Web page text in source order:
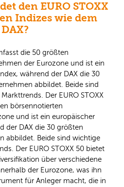
den EURO STOXX
Indizes wie dem
DAX?
die 50 größten
der Eurozone und ist ein
während der DAX die 30
abbildet. Beide sind
Der EURO STOXX
börsennotierten
und ist ein europäischer
der DAX die 30 größten
abbildet. Beide sind wichtige
Der EURO STOXX 50 bietet
über verschiedene
der Eurozone, was ihn
für Anleger macht, die in